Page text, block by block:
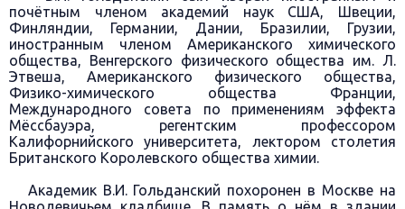
почётным членом академий наук США, Швеции,
Финляндии, Германии, Дании, Бразилии, Грузии,
иностранным членом Американского химического
общества, Венгерского физического общества им. Л.
Этвеша, Американского физического общества,
Физико-химического общества Франции,
Международного совета по применениям эффекта
Мёссбауэра, регентским профессором
Калифорнийского университета, лектором столетия
Британского Королевского общества химии.
Академик В.И. Гольданский похоронен в Москве на